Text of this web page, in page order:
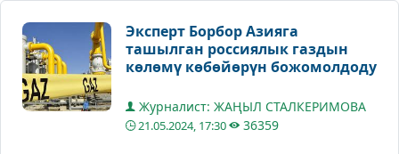
Эксперт Борбор Азияга
ташылган россиялык газдын
көлөмү көбөйөрүн божомолдоду
Журналист: ЖАҢЫЛ СТАЛКЕРИМОВА
21.05.2024, 17:30 36359